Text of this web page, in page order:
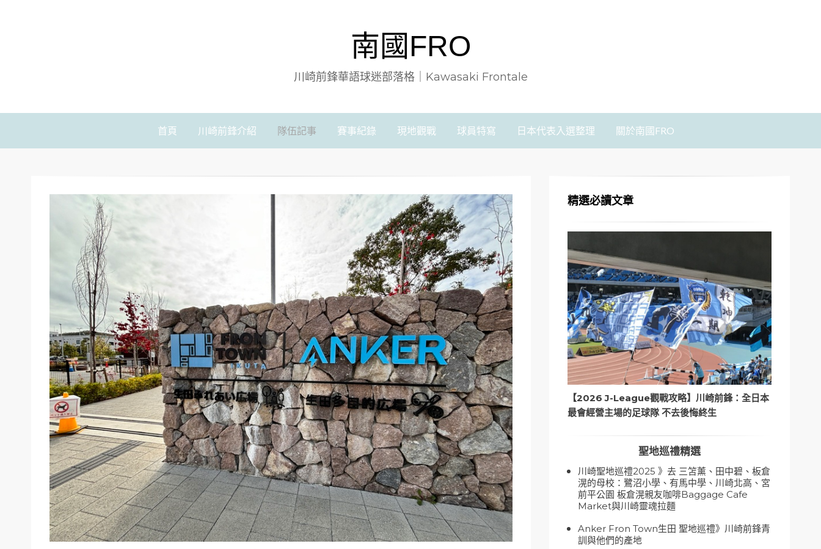
南國FRO
川崎前鋒華語球迷部落格｜Kawasaki Frontale
首頁 川崎前鋒介紹 隊伍記事 賽事紀錄 現地觀戰 球員特寫 日本代表入選整理 關於南國FRO
精選必讀文章
【2026 J-League觀戰攻略】川崎前鋒：全日本
最會經營主場的足球隊 不去後悔終生
聖地巡禮精選
川崎聖地巡禮2025 》去 三笘薰、田中碧、板倉
滉的母校：鷺沼小學、有馬中學、川崎北高、宮
前平公園 板倉滉親友咖啡Baggage Cafe
Market與川崎靈魂拉麵
Anker Fron Town生田 聖地巡禮》川崎前鋒青
訓與他們的產地